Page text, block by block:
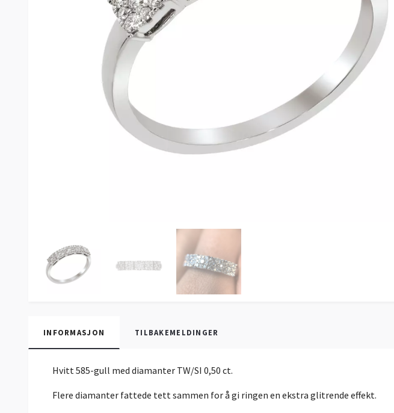
INFORMASJON TILBAKEMELDINGER
Hvitt 585-gull med diamanter TW/SI 0,50 ct.
Flere diamanter fattede tett sammen for å gi ringen en ekstra glitrende effekt.